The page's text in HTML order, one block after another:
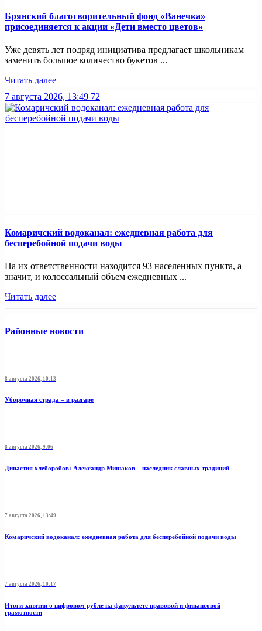
Брянский благотворительный фонд «Ванечка»
присоединяется к акции «Дети вместо цветов»
Уже девять лет подряд инициатива предлагает школьникам
заменить большое количество букетов ...
Читать далее
7 августа 2026, 13:49 72
Комаричский водоканал: ежедневная работа для
бесперебойной подачи воды
На их ответственности находится 93 населенных пункта, а
значит, и колоссальный объем ежедневных ...
Читать далее
Районные новости
8 августа 2026, 10:13
Уборочная страда – в разгаре
8 августа 2026, 9:06
Династия хлеборобов: Александр Мишаков – наследник славных традиций
7 августа 2026, 13:49
Комаричский водоканал: ежедневная работа для бесперебойной подачи воды
7 августа 2026, 10:17
Итоги занятия о цифровом рубле на факультете правовой и финансовой
грамотности